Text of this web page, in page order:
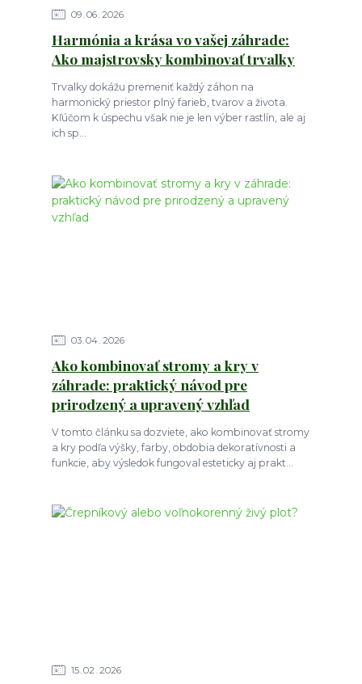
09 06 2026
Harmónia a krása vo vašej záhrade:
Ako majstrovsky kombinovať trvalky
Trvalky dokážu premeniť každý záhon na
harmonický priestor plný farieb, tvarov a života.
Kľúčom k úspechu však nie je len výber rastlín, ale aj
ich sp...
03 04 2026
Ako kombinovať stromy a kry v
záhrade: praktický návod pre
prirodzený a upravený vzhľad
V tomto článku sa dozviete, ako kombinovať stromy
a kry podľa výšky, farby, obdobia dekoratívnosti a
funkcie, aby výsledok fungoval esteticky aj prakt...
15 02 2026